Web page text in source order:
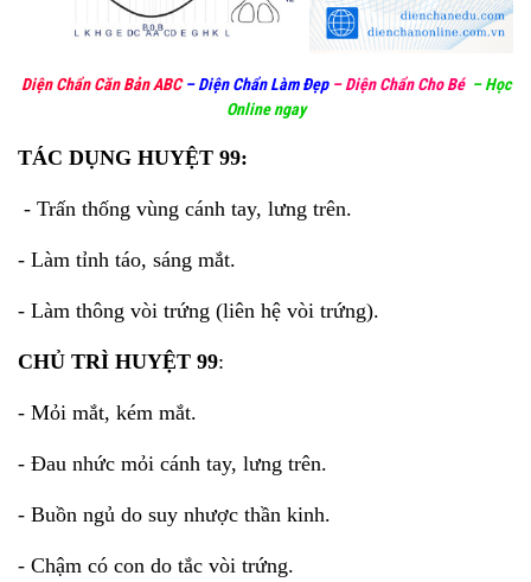
Diện Chẩn Căn Bản ABC –Diện Chẩn Làm Đẹp–Diện Chẩn Cho Bé –Học
Online ngay
TÁC DỤNG HUYỆT 99:
- Trấn thống vùng cánh tay, lưng trên.
- Làm tỉnh táo, sáng mắt.
- Làm thông vòi trứng (liên hệ vòi trứng).
CHỦ TRÌ HUYỆT 99:
- Mỏi mắt, kém mắt.
- Đau nhức mỏi cánh tay, lưng trên.
- Buồn ngủ do suy nhược thần kinh.
- Chậm có con do tắc vòi trứng.